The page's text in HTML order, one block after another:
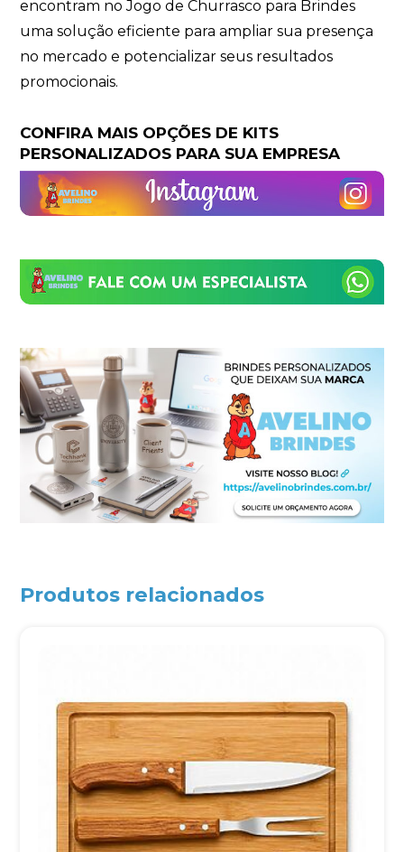
encontram no Jogo de Churrasco para Brindes
uma solução eficiente para ampliar sua presença
no mercado e potencializar seus resultados
promocionais.
CONFIRA MAIS OPÇÕES DE KITS
PERSONALIZADOS PARA SUA EMPRESA
Produtos relacionados